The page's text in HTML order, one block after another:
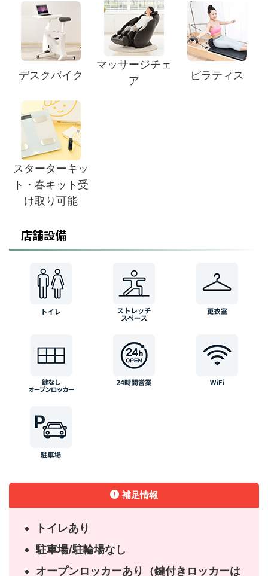
デスクバイク
マッサージチェ
ア
ピラティス
スターターキッ
ト・春キット受
け取り可能
店舗設備
補足情報
トイレあり
駐車場/駐輪場なし
オープンロッカーあり（鍵付きロッカーは